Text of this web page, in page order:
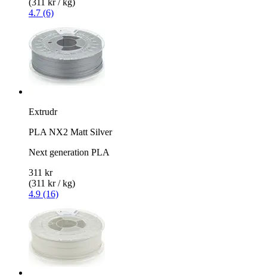
4.7 (6)
Extrudr
PLA NX2 Matt Silver
Next generation PLA
311 kr
(311 kr / kg)
4.9 (16)